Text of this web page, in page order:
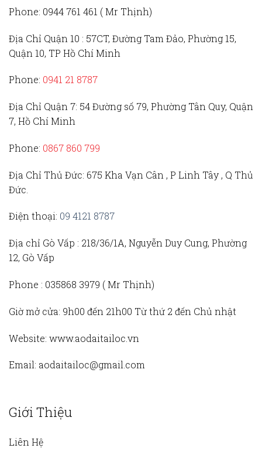
Phone: 0944 761 461 ( Mr Thịnh)
Địa Chỉ Quận 10 : 57CT, Đường Tam Đảo, Phường 15,
Quận 10, TP Hồ Chí Minh
Phone: 0941 21 8787
Địa Chỉ Quận 7: 54 Đường số 79, Phường Tân Quy, Quận
7, Hồ Chí Minh
Phone: 0867 860 799
Địa Chỉ Thủ Đức: 675 Kha Vạn Cân , P Linh Tây , Q Thủ
Đức.
Điện thoại: 09 4121 8787
Địa chỉ Gò Vấp : 218/36/1A, Nguyễn Duy Cung, Phường
12, Gò Vấp
Phone : 035868 3979 (Mr Thịnh)
Giờ mở cửa: 9h00 đến 21h00 Từ thứ 2 đến Chủ nhật
Website: www.aodaitailoc.vn
Email: aodaitailoc@gmail.com
Giới Thiệu
Liên Hệ